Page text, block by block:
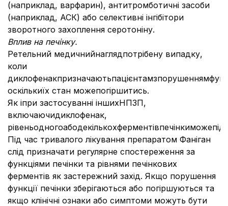
(наприклад, варфарин), антитромботичні засоби
(наприклад, АСК) або селективні інгібітори
зворотного захоплення серотоніну.
Вплив на печінку.
Ретельний медичнийнаглядпотрібену випадку,
коли
оскількиїх стан можепогіршитись.
Як іпри застосуванні іншихНПЗП,
включаючидиклофенак,
Під час тривалого лікування препаратом Фаніган
слід призначати регулярне спостереження за
функціями печінки та рівнями печінкових
ферментів як застережний захід. Якщо порушення
функції печінки зберігаються або погіршуються та
якщо клінічні ознаки або симптоми можуть бути